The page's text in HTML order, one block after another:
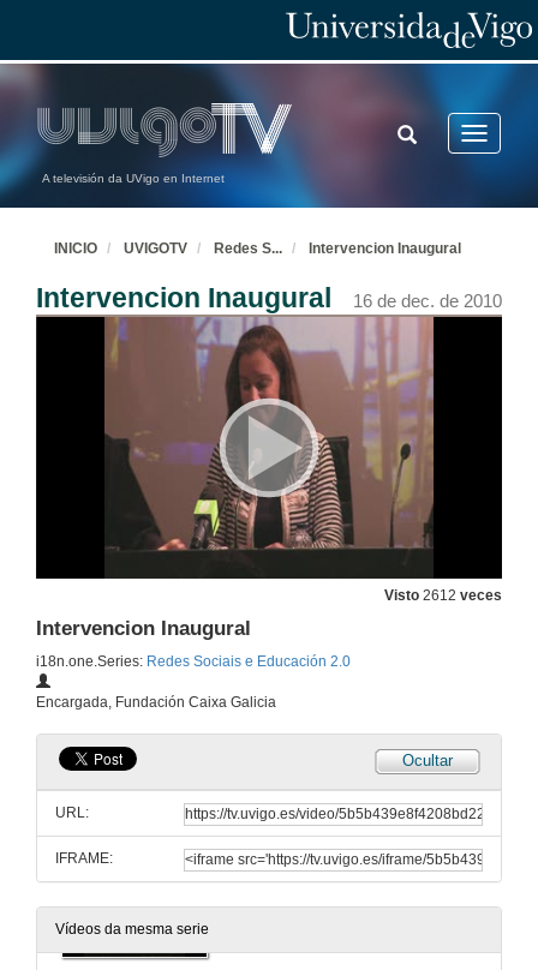
A televisión da UVigo en Internet
Toggle
TOGGLE
SEARCH
INICIO UVIGOTV Redes S... Intervencion Inaugural
Intervencion Inaugural 16 de dec. de 2010
Visto 2612 veces
Intervencion Inaugural
i18n.one.Series: Redes Sociais e Educación 2.0
Encargada, Fundación Caixa Galicia
Ocultar
URL:
IFRAME:
Vídeos da mesma serie
Apertura